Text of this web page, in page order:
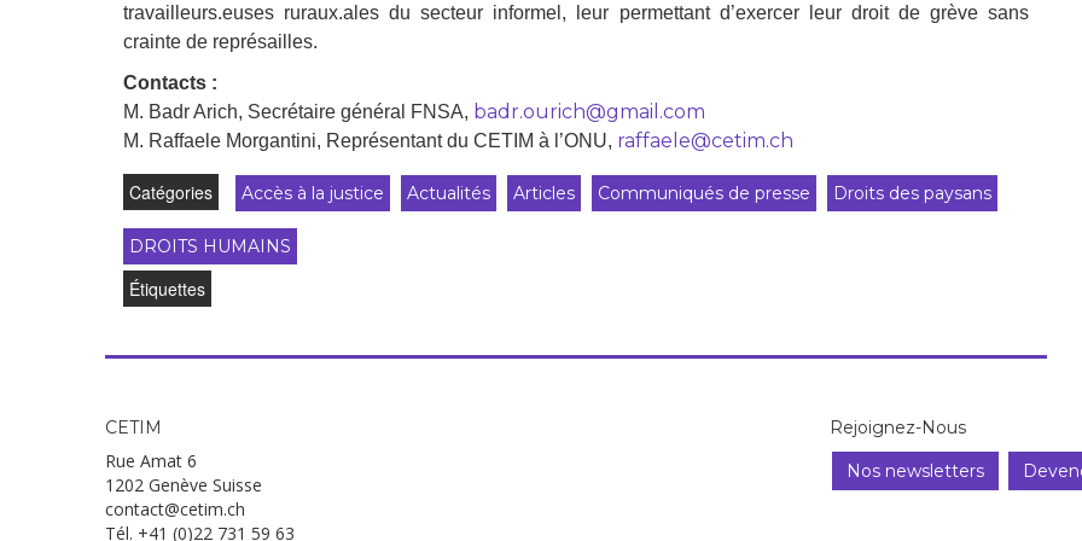
travailleurs.euses ruraux.ales du secteur informel, leur permettant d’exercer leur droit de grève sans
crainte de représailles.
Contacts :
M. Badr Arich, Secrétaire général FNSA, badr.ourich@gmail.com
M. Raffaele Morgantini, Représentant du CETIM à l’ONU, raffaele@cetim.ch
Catégories Accès à la justice Actualités Articles Communiqués de presse Droits des paysans
DROITS HUMAINS
Étiquettes
CETIM
Rue Amat 6
1202 Genève Suisse
contact@cetim.ch
Tél. +41 (0)22 731 59 63
Rejoignez-Nous
Nos newsletters